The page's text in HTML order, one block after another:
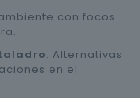
con focos
: Alternativas
en el